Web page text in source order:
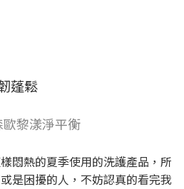
蓬鬆
黎漾淨平衡
悶熱的夏季使用的洗護產品，所
是困擾的人，不妨認真的看完我